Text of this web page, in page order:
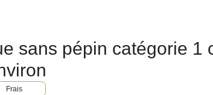
sans pépin catégorie 1
Frais